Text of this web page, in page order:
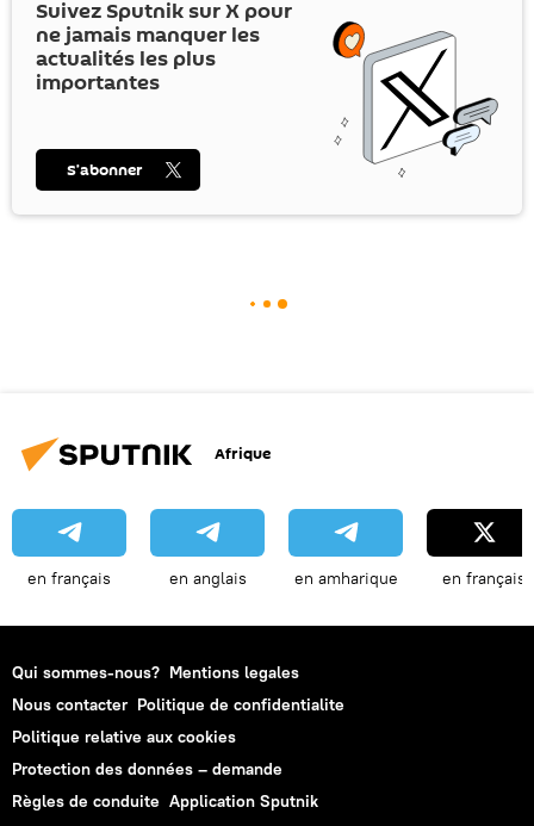
Suivez Sputnik surX pour
ne jamais manquer les
actualités les plus
importantes
S’abonner
Afrique
en français en anglais en amharique en français
Qui sommes-nous? Mentions legales
Nous contacter Politique de confidentialite
Politique relative aux cookies
Protection des données – demande
Règles de conduite Application Sputnik